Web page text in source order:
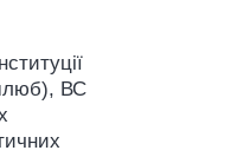
ВС